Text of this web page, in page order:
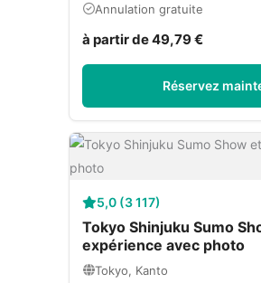
Annulation gratuite
à partir de 49,79 €
Réservez
5,0 (3 117)
Tokyo Shinjuku Sumo
expérience avec photo
Tokyo, Kanto